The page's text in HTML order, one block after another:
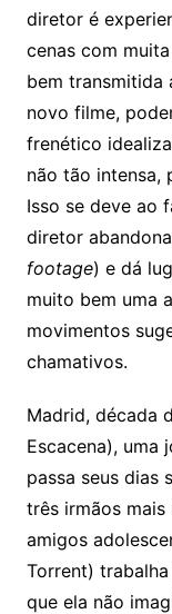
diretor é
cenas com
bem transmitida
novo filme,
frenético
não tão intensa,
Isso se deve ao
diretor
footage) e dá
muito bem uma
movimentos
chamativos.
Madrid, década
Escacena), uma
passa seus dias
três irmãos mais
amigos
Torrent)
que ela não